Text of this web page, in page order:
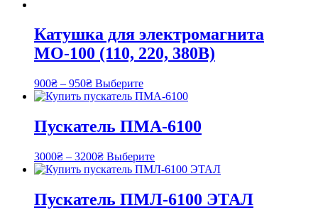
Катушка для электромагнита
МО-100 (110, 220, 380В)
900₴ – 950₴ Выберите
Пускатель ПМА-6100
3000₴ – 3200₴ Выберите
Пускатель ПМЛ-6100 ЭТАЛ